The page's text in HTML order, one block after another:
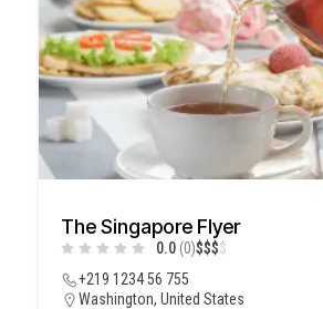
The Singapore Flyer
0.0 (0)$$$$
+219 1234 56 755
Washington, United States